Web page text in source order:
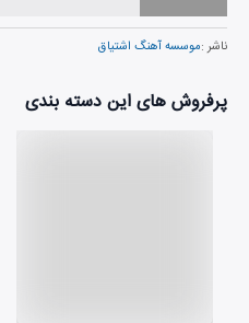
ناشر :موسسه آهنگ اشتیاق
پرفروش های این دسته بندی